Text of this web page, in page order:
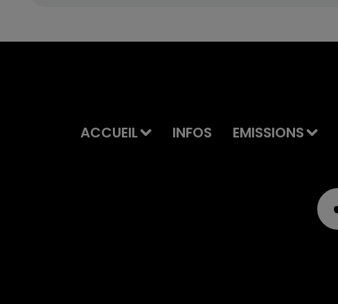
ACCUEIL INFOS EMISSIONS